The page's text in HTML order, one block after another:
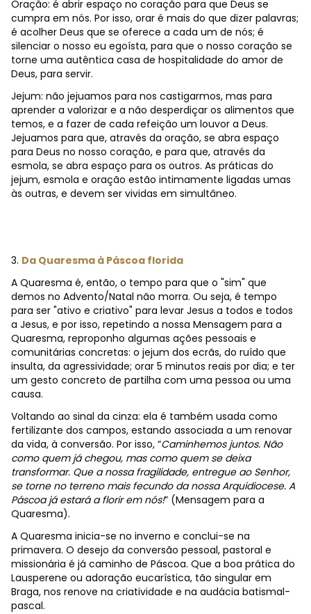
Oração: é abrir espaço no coração para que Deus se
cumpra em nós. Por isso, orar é mais do que dizer palavras;
é acolher Deus que se oferece a cada um de nós; é
silenciar o nosso eu egoísta, para que o nosso coração se
torne uma autêntica casa de hospitalidade do amor de
Deus, para servir.
Jejum: não jejuamos para nos castigarmos, mas para
aprender a valorizar e a não desperdiçar os alimentos que
temos, e a fazer de cada refeição um louvor a Deus.
Jejuamos para que, através da oração, se abra espaço
para Deus no nosso coração, e para que, através da
esmola, se abra espaço para os outros. As práticas do
jejum, esmola e oração estão intimamente ligadas umas
às outras, e devem ser vividas em simultâneo.
3. Da Quaresma à Páscoa florida
A Quaresma é, então, o tempo para que o "sim" que
demos no Advento/Natal não morra. Ou seja, é tempo
para ser "ativo e criativo" para levar Jesus a todos e todos
a Jesus, e por isso, repetindo a nossa Mensagem para a
Quaresma, reproponho algumas ações pessoais e
comunitárias concretas: o jejum dos ecrãs, do ruído que
insulta, da agressividade; orar 5 minutos reais por dia; e ter
um gesto concreto de partilha com uma pessoa ou uma
causa.
Voltando ao sinal da cinza: ela é também usada como
fertilizante dos campos, estando associada a um renovar
da vida, à conversão. Por isso, “Caminhemos juntos. Não
como quem já chegou, mas como quem se deixa
transformar. Que a nossa fragilidade, entregue ao Senhor,
se torne no terreno mais fecundo da nossa Arquidiocese. A
Páscoa já estará a florir em nós!” (Mensagem para a
Quaresma).
A Quaresma inicia-se no inverno e conclui-se na
primavera. O desejo da conversão pessoal, pastoral e
missionária é já caminho de Páscoa. Que a boa prática do
Lausperene ou adoração eucarística, tão singular em
Braga, nos renove na criatividade e na audácia batismal-
pascal.